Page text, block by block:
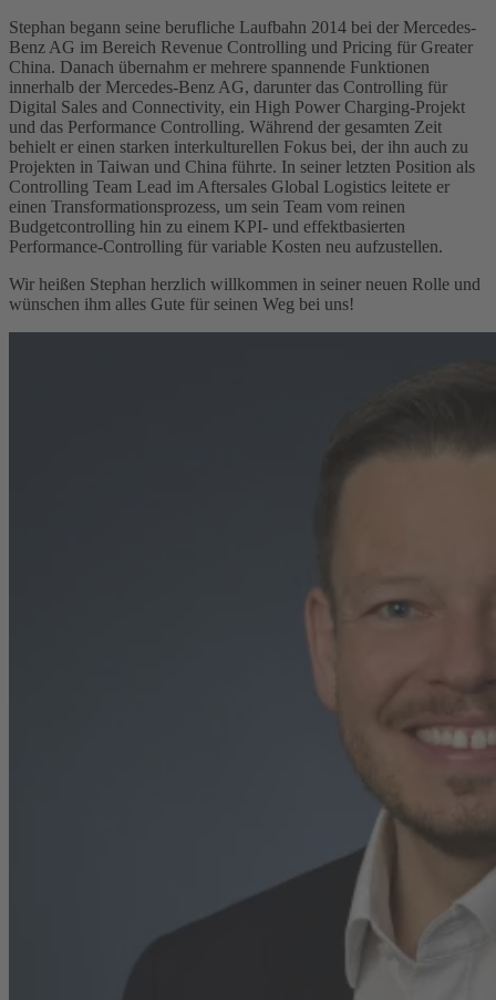
Stephan begann seine berufliche Laufbahn 2014 bei der Mercedes-
Benz AG im Bereich Revenue Controlling und Pricing für Greater
China. Danach übernahm er mehrere spannende Funktionen
innerhalb der Mercedes-Benz AG, darunter das Controlling für
Digital Sales and Connectivity, ein High Power Charging-Projekt
und das Performance Controlling. Während der gesamten Zeit
behielt er einen starken interkulturellen Fokus bei, der ihn auch zu
Projekten in Taiwan und China führte. In seiner letzten Position als
Controlling Team Lead im Aftersales Global Logistics leitete er
einen Transformationsprozess, um sein Team vom reinen
Budgetcontrolling hin zu einem KPI- und effektbasierten
Performance-Controlling für variable Kosten neu aufzustellen.
Wir heißen Stephan herzlich willkommen in seiner neuen Rolle und
wünschen ihm alles Gute für seinen Weg bei uns!